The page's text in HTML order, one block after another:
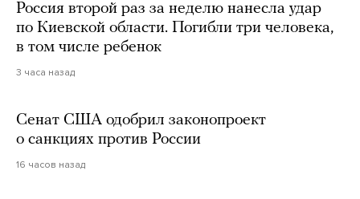
Россия второй раз за неделю нанесла удар
по Киевской области. Погибли три человека,
в том числе ребенок
3 часа назад
Сенат США одобрил законопроект
о санкциях против России
16 часов назад